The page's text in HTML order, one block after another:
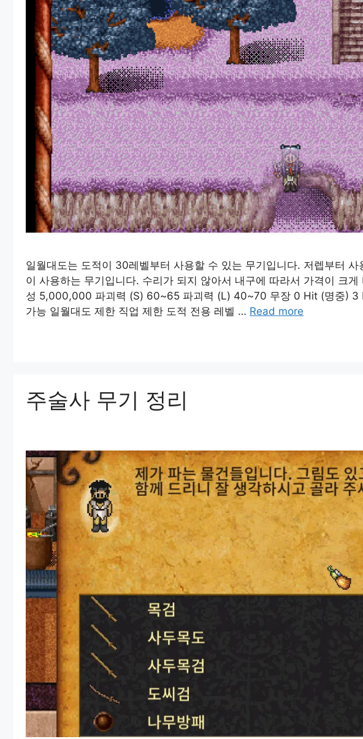
일월대도는 도적이 30레벨부터 사용할 수 있는 무기입니다. 저렙부터
이 사용하는 무기입니다. 수리가 되지 않아서 내구에 따라서 가격이 크
성 5,000,000 파괴력 (S) 60~65 파괴력 (L) 40~70 무장 0 Hit (명중) 3
가능 일월대도 제한 직업 제한 도적 전용 레벨 … Read more
주술사 무기 정리